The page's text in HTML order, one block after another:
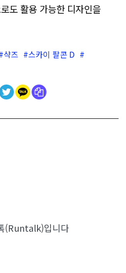
도 활용 가능한 디자인을
샥즈
스카이 팔콘 D
(Runtalk)입니다